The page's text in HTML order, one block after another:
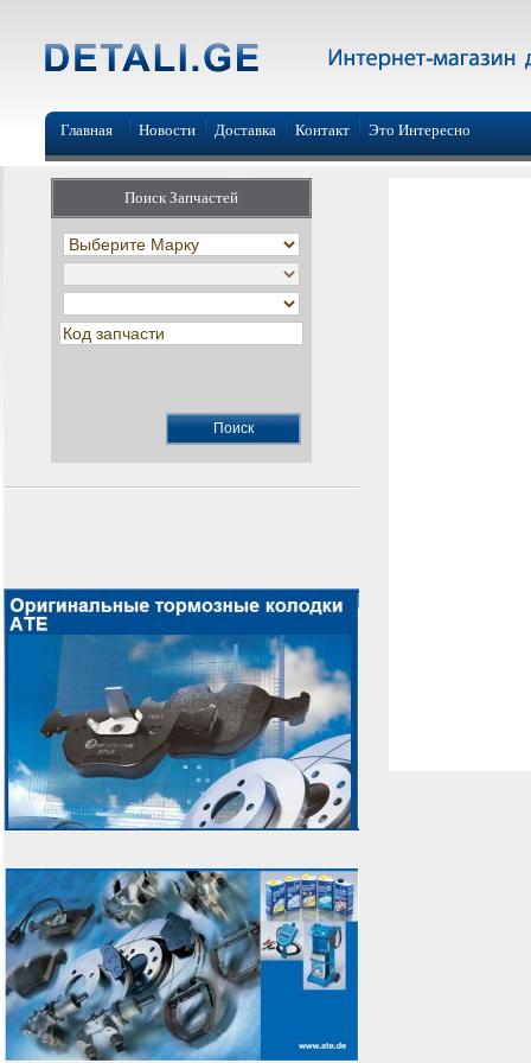
Главная Новости Доставка Контакт Это Интересно
Поиск Запчастей